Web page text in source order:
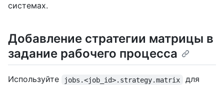
системах.
Добавление стратегии матрицы в
задание рабочего процесса
Используйте jobs.<job_id>.strategy.matrix
для